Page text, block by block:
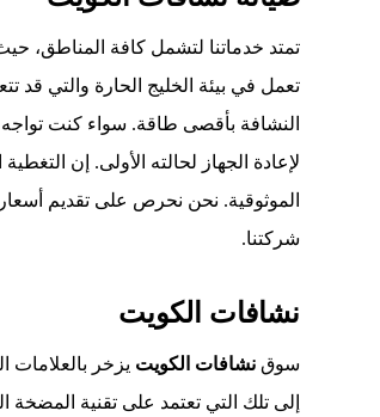
تمتد خدماتنا لتشمل كافة المناطق،
تعمل في بيئة الخليج الحارة والتي
النشافة بأقصى طاقة. سواء كنت
لإعادة الجهاز لحالته الأولى. إن
الموثوقية. نحن نحرص على تقديم
شركتنا.
نشافات الكويت
سوقنشافات الكويت يزخر بالعلامات
إلى تلك التي تعتمد على تقنية